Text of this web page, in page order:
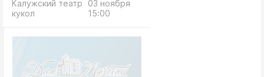
03 ноября
15:00
Калужский театр
кукол